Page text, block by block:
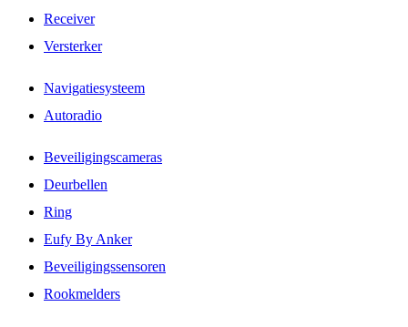
Receiver
Versterker
Navigatiesysteem
Autoradio
Beveiligingscameras
Deurbellen
Ring
Eufy By Anker
Beveiligingssensoren
Rookmelders